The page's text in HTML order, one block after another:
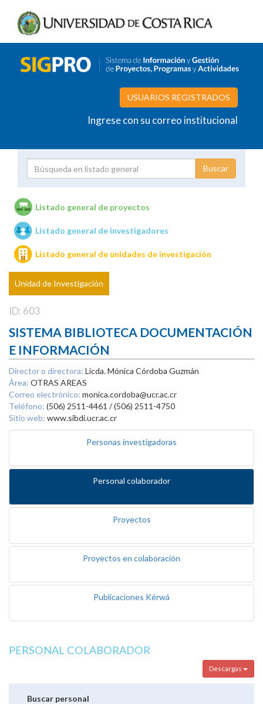
USUARIOS REGISTRADOS
Ingrese con su correo institucional
Unidades de investigación
Listado general de proyectos
Listado general de investigadores
Listado general de unidades de investigación
Unidad de Investigación
ID: 603
SISTEMA BIBLIOTECA DOCUMENTACIÓN
E INFORMACIÓN
Director o directora: Licda. Mónica Córdoba Guzmán
Área: OTRAS AREAS
Correo electrónico: monica.cordoba@ucr.ac.cr
Teléfono: (506) 2511-4461 / (506) 2511-4750
Sitio web: www.sibdi.ucr.ac.cr
Personas investigadoras
Personal colaborador
Proyectos
Proyectos en colaboración
Publicaciones Kérwá
PERSONAL COLABORADOR
Descargas
Buscar personal